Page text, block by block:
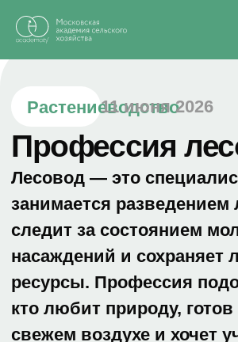
Главная / Блог
Профессия лесовод
занимается разведением лесов,
следит за состоянием молодых
насаждений и сохраняет лесные
ресурсы. Профессия подойдет тем,
свежем воздухе и хочет участвовать
в сохранении окружающей среды.
В этой статье расскажем об
обязанностях лесоводов, местах их
работы, карьерных и финансовых